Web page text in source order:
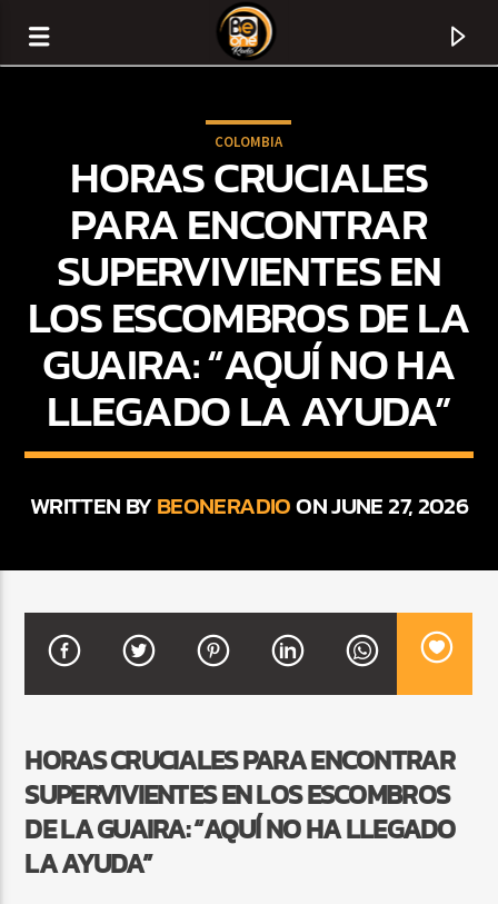
CURRENT TRACK
TITLE
DJ MIX
12:00 AM 2:00 AM
COLOMBIA
HORAS CRUCIALES
PARA ENCONTRAR
SUPERVIVIENTES EN
LOS ESCOMBROS DE LA
GUAIRA: “AQUÍ NO HA
LLEGADO LA AYUDA”
WRITTEN BYBEONERADIOON JUNE 27, 2026
HORAS CRUCIALES PARA ENCONTRAR
SUPERVIVIENTES EN LOS ESCOMBROS
DE LA GUAIRA: “AQUÍ NO HA LLEGADO
LA AYUDA”